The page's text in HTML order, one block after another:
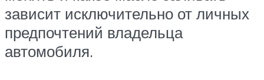
зависит исключительно от личных
предпочтений владельца
автомобиля.